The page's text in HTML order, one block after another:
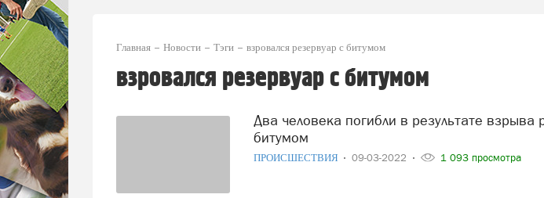
Главная Новости Тэги взровался резервуар с битумом
взровался резервуар с битумом
Два человека погибли в результате взрыва резервуара с
битумом
ПРОИСШЕСТВИЯ 09-03-2022 1 093 просмотра